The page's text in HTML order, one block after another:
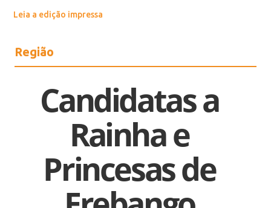
Leia a edição impressa
Região
Candidatas a
Rainha e
Princesas de